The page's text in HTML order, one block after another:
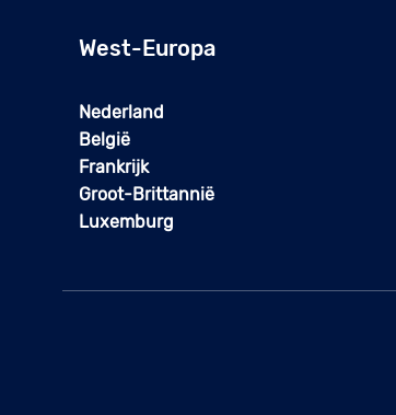
West-Europa
Nederland
België
Frankrijk
Groot-Brittannië
Luxemburg